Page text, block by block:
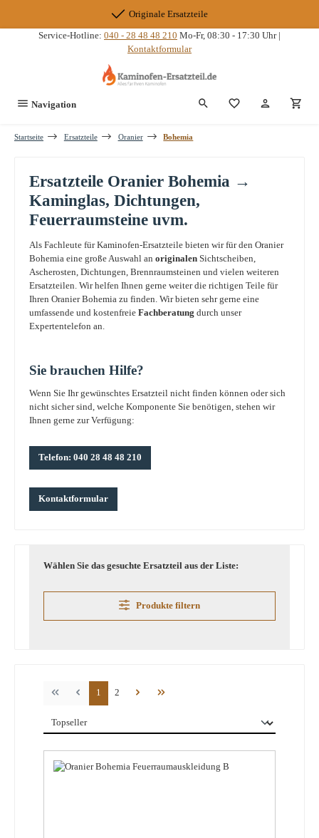
Originale Ersatzteile
Service-Hotline: 040 - 28 48 48 210 Mo-Fr, 08:30 - 17:30 Uhr |
Kontaktformular
Navigation Du hast 0
Startseite Ersatzteile Oranier Bohemia
Ersatzteile Oranier Bohemia →
Kaminglas, Dichtungen,
Feuerraumsteine uvm.
Als Fachleute für Kaminofen-Ersatzteile bieten wir für den Oranier
Bohemia eine große Auswahl an originalen Sichtscheiben,
Ascherosten, Dichtungen, Brennraumsteinen und vielen weiteren
Ersatzteilen. Wir helfen Ihnen gerne weiter die richtigen Teile für
Ihren Oranier Bohemia zu finden. Wir bieten sehr gerne eine
umfassende und kostenfreie Fachberatung durch unser
Expertentelefon an.
Sie brauchen Hilfe?
Wenn Sie Ihr gewünschtes Ersatzteil nicht finden können oder sich
nicht sicher sind, welche Komponente Sie benötigen, stehen wir
Ihnen gerne zur Verfügung:
Telefon: 040 28 48 48 210
Kontaktformular
Wählen Sie das gesuchte Ersatzteil aus der Liste:
Produkte filtern
Seite
1 Seite
2